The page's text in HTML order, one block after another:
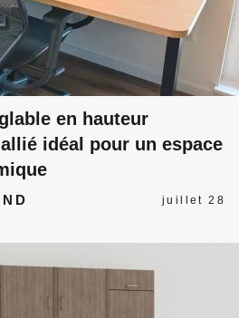
en hauteur
idéal pour un espace
juillet 28